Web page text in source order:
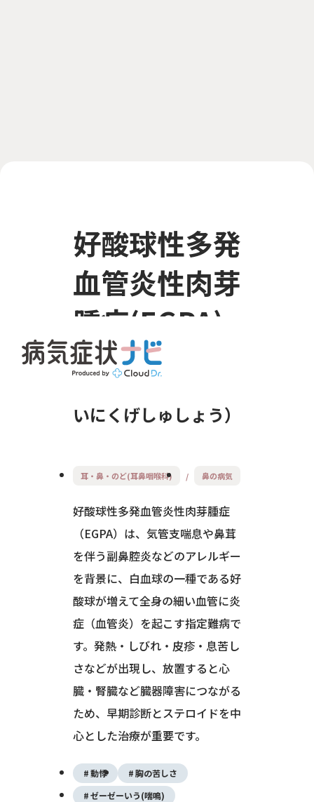
好酸球性多発
血管炎性肉芽
腫症(EGPA)
こうさんきゅうせい
いにくげしゅしょう
耳・鼻・のど(耳鼻咽喉科) 鼻の病気
好酸球性多発血管炎性肉芽腫症
（EGPA）は、気管支喘息や鼻茸
を伴う副鼻腔炎などのアレルギー
を背景に、白血球の一種である好
酸球が増えて全身の細い血管に炎
症（血管炎）を起こす指定難病で
す。発熱・しびれ・皮疹・息苦し
さなどが出現し、放置すると心
臓・腎臓など臓器障害につながる
ため、早期診断とステロイドを中
心とした治療が重要です。
動悸
胸の苦しさ
ゼーゼーいう(喘鳴)